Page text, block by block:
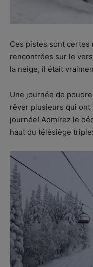
Ces pistes sont
rencontrées sur le
la neige, il était
Une journée de
rêver plusieurs qui
journée! Admirez le
haut du télésiège triple: